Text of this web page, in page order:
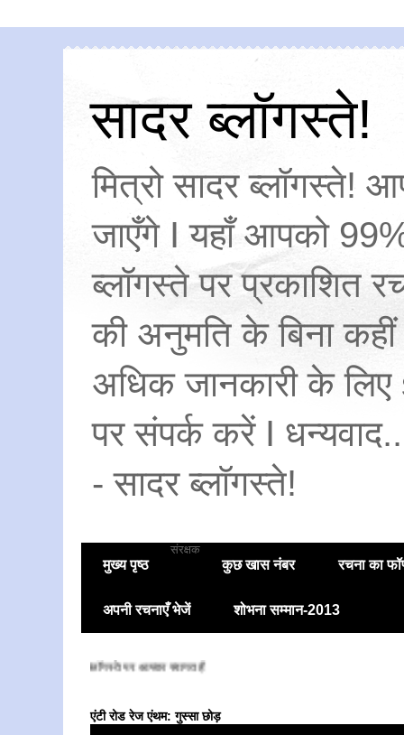
सादर ब्लॉगस्ते!
मित्रो सादर ब्लॉगस्ते!
जाएँगे I यहाँ आपको
ब्लॉगस्ते पर प्रकाशित
की अनुमति के बिना
अधिक जानकारी के लिए
पर संपर्क करें I
- सादर ब्लॉगस्ते!
मुख्य पृष्ठ
संरक्षक
कुछ खास नंबर रचना का
अपनी रचनाएँ भेजें शोभना सम्मान-2013
सादर ब्लॉगस्ते पर आपका स्वागत है
एंटी रोड रेज एंथम: गुस्सा छोड़